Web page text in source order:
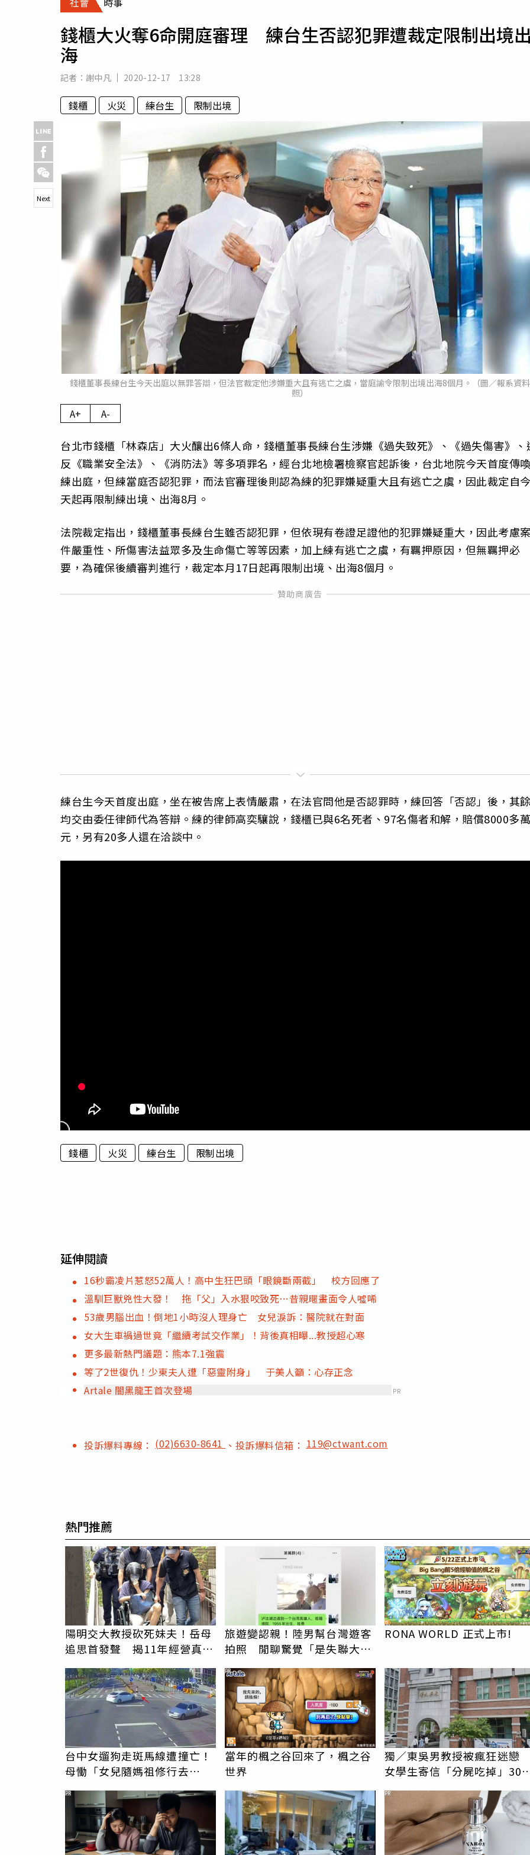
專欄
運勢
錢櫃大火奪6命開庭審理 練台生否認犯罪遭裁定限制出境
海
記者： 謝中凡 2020-12-17 13:28
錢櫃 火災 練台生 限制出境
錢櫃董事長練台生今天出庭以無罪答辯，但法官裁定他涉嫌重大且有逃亡之虞，當庭諭令限制出境出海8個月。（圖／報系資料
照）
Next
A+ A-
台北市錢櫃「林森店」大火釀出6條人命，錢櫃董事長練台生涉嫌《過失致死》、《過失傷害》、
反《職業安全法》、《消防法》等多項罪名，經台北地檢署檢察官起訴後，台北地院今天首度傳
練出庭，但練當庭否認犯罪，而法官審理後則認為練的犯罪嫌疑重大且有逃亡之虞，因此裁定自
天起再限制練出境、出海8月。
法院裁定指出，錢櫃董事長練台生雖否認犯罪，但依現有卷證足證他的犯罪嫌疑重大，因此考慮
件嚴重性、所傷害法益眾多及生命傷亡等等因素，加上練有逃亡之虞，有羈押原因，但無羈押必
要，為確保後續審判進行，裁定本月17日起再限制出境、出海8個月。
練台生今天首度出庭，坐在被告席上表情嚴肅，在法官問他是否認罪時，練回答「否認」後，其
均交由委任律師代為答辯。練的律師高奕驤說，錢櫃已與6名死者、97名傷者和解，賠償8000多萬
元，另有20多人還在洽談中。
錢櫃 火災 練台生 限制出境
延伸閱讀
16秒霸凌片惹怒52萬人！高中生狂巴頭「眼鏡斷兩截」 校方回應了
溫馴巨獸兇性大發！ 拖「父」入水狠咬致死…昔親暱畫面令人噓唏
53歲男腦出血！倒地1小時沒人理身亡 女兒淚訴：醫院就在對面
女大生車禍過世竟「繼續考試交作業」！背後真相曝...教授超心寒
更多最新熱門議題：熊本7.1強震
等了2世復仇！少東夫人遭「惡靈附身」 于美人籲：心存正念
Artale 闇黑龍王首次登場
PR
投訴爆料專線： (02)6630-8641 、投訴爆料信箱：119@ctwant.com
熱門推薦
陽明交大教授砍死妹夫！岳母
追思首發聲 揭11年經營真相
駁「爭產」
旅遊變認親！陸男幫台灣遊客
拍照 閒聊驚覺「是失聯大
伯」奇蹟重逢
RONA WORLD 正式上市!
PR
台中女遛狗走斑馬線遭撞亡！
母慟「女兒隨媽祖修行去
當年的楓之谷回來了，楓之谷
世界
PR
獨／東吳男教授被瘋狂迷
女學生寄信「分屍吃掉」30
PR PR